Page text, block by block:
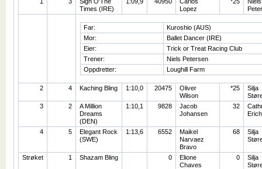
Times (IRE)
Lopez
Far:
Kuroshio (AUS)
Mor:
Ballet Dancer (IRE)
Eier:
Trick or Treat Racing Club
Trener:
Niels Petersen
Oppdretter:
Loughill Farm
2 4 Kaching Bling 1:10,0 20475
Oliver
Wilson
*25
Silja
3
2
A Million
Dreams
(DEN)
1:10,1 9828
Jacob
Johansen
32
4 5
Elegant Rock
(SWE)
1:13,6 6552
Maikel
Narvaez
Bravo
68
Silja
Strøket 1 Shazam Bling 0
Elione
Chaves
0
Silja